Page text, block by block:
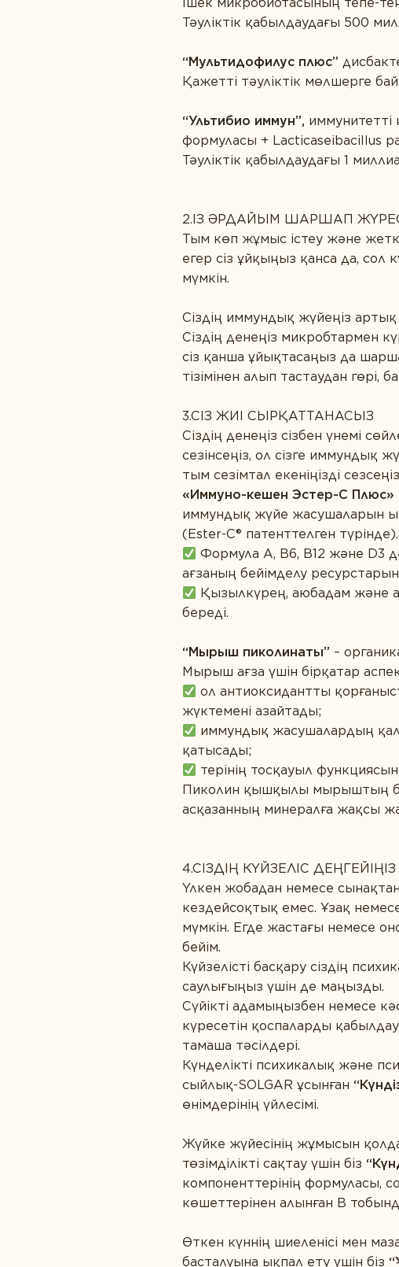
Тәуліктік қабылдаудағы 500
“Мультидофилус плюс”
Қажетті тәуліктік мөлшерге
“Ультибио иммун”, иммунитетті
формуласы + Lacticaseibacillus
Тәуліктік қабылдаудағы 1
2.ІЗ ӘРДАЙЫМ ШАРШАП
Тым көп жұмыс істеу және
егер сіз ұйқыңыз қанса да, сол
мүмкін.
Сіздің иммундық жүйеңіз артық
Сіздің денеңіз микробтармен
сіз қанша ұйықтасаңыз да
тізімінен алып тастаудан гөрі,
3.СІЗ ЖИІ СЫРҚАТТАНАСЫЗ
Сіздің денеңіз сізбен үнемі
сезінсеңіз, ол сізге иммундық
тым сезімтал екеніңізді
«Иммуно-кешен Эстер-С Плюс»
иммундық жүйе жасушаларын
(Ester-C® патенттелген түрінде).
Формула А, B6, B12 және D3
ағзаның бейімделу
Қызылкүрең, аюбадам және
береді.
“Мырыш пиколинаты” –
Мырыш ағза үшін бірқатар
ол антиоксидантты
жүктемені азайтады;
иммундық жасушалардың
қатысады;
терінің тосқауыл
Пиколин қышқылы мырыштың
асқазанның минералға жақсы
4.СІЗДІҢ КҮЙЗЕЛІС
Үлкен жобадан немесе
кездейсоқтық емес. Ұзақ
мүмкін. Егде жастағы немесе
бейім.
Күйзелісті басқару сіздің
саулығыңыз үшін де маңызды.
Сүйікті адамыңызбен немесе
күресетін қоспаларды
тамаша тәсілдері.
Күнделікті психикалық және
сыйлық-SOLGAR ұсынған
өнімдерінің үйлесімі.
Жүйке жүйесінің жұмысын
төзімділікті сақтау үшін біз
компоненттерінің формуласы,
көшеттерінен алынған В
Өткен күннің шиеленісі мен
басталуына ықпал ету үшін біз